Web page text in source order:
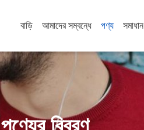
বাড়ি আমাদের সম্বন্ধে পণ্য সমাধান